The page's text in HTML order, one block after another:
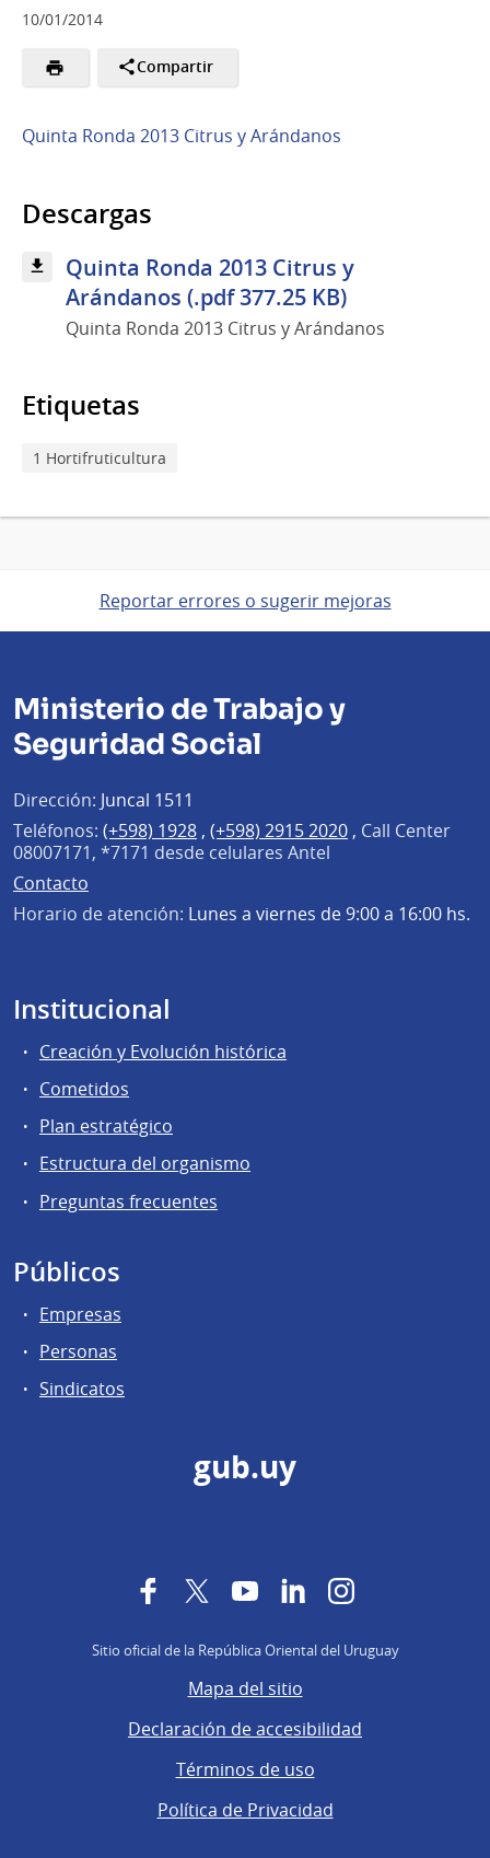
10/01/2014
Compartir
Quinta Ronda 2013 Citrus y Arándanos
Descargas
Quinta Ronda 2013 Citrus y
Arándanos (.pdf 377.25 KB)
Quinta Ronda 2013 Citrus y Arándanos
Etiquetas
1 Hortifruticultura
Reportar errores o sugerir mejoras
Ministerio de Trabajo y
Seguridad Social
Dirección: Juncal 1511
Teléfonos: (+598) 1928 , (+598) 2915 2020 , Call Center
08007171, *7171 desde celulares Antel
Contacto
Horario de atención: Lunes a viernes de 9:00 a 16:00 hs.
Institucional
Creación y Evolución histórica
Cometidos
Plan estratégico
Estructura del organismo
Preguntas frecuentes
Públicos
Empresas
Personas
Sindicatos
gub.uy
FacebookTwitterYouTubeLinkedInInstagram
Sitio oficial de la República Oriental del Uruguay
Mapa del sitio
Declaración de accesibilidad
Términos de uso
Política de Privacidad